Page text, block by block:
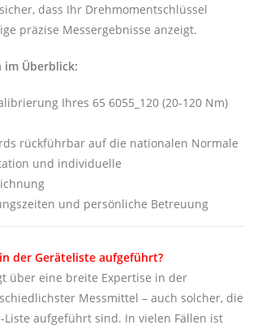
dass Ihr Drehmomentschlüssel
präzise Messergebnisse anzeigt.
im Überblick:
Ihres 65 6055_120 (20-120 Nm)
rückführbar auf die nationalen Normale
und individuelle
und persönliche Betreuung
der Geräteliste aufgeführt?
über eine breite Expertise in der
Messmittel – auch solcher, die
aufgeführt sind. In vielen Fällen ist